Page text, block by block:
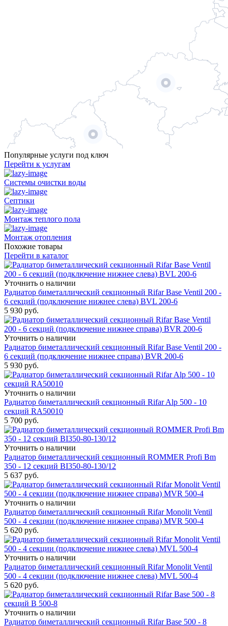
Популярные услуги под ключ
Перейти к услугам
Системы очистки воды
Септики
Монтаж теплого пола
Монтаж отопления
Похожие товары
Перейти в каталог
Уточнить о наличии
Радиатор биметаллический секционный Rifar Base Ventil 200 -
6 секций (подключение нижнее слева) BVL 200-6
5 930 руб.
Уточнить о наличии
Радиатор биметаллический секционный Rifar Base Ventil 200 -
6 секций (подключение нижнее справа) BVR 200-6
5 930 руб.
Уточнить о наличии
Радиатор биметаллический секционный Rifar Alp 500 - 10
секций RA50010
5 700 руб.
Уточнить о наличии
Радиатор биметаллический секционный ROMMER Profi Bm
350 - 12 секций BI350-80-130/12
5 637 руб.
Уточнить о наличии
Радиатор биметаллический секционный Rifar Monolit Ventil
500 - 4 секции (подключение нижнее справа) MVR 500-4
5 620 руб.
Уточнить о наличии
Радиатор биметаллический секционный Rifar Monolit Ventil
500 - 4 секции (подключение нижнее слева) MVL 500-4
5 620 руб.
Уточнить о наличии
Радиатор биметаллический секционный Rifar Base 500 - 8